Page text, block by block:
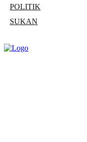
POLITIK
SUKAN